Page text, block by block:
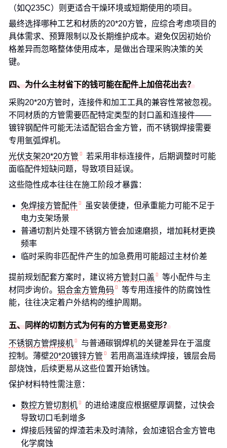
（如Q235C）则更适合干燥环境或短期使用的项目。
最终选择哪种工艺和材质的20*20方管，应综合考虑项目的
具体需求、预算限制以及长期维护成本。避免仅因初始价
格差异而忽略整体使用成本，是做出合理采购决策的关
键。
四、为什么主材省下的钱可能在配件上加倍花出去？
采购20*20方管时，连接件和加工工具的兼容性常被忽视。
不同材质的方管需要匹配特定类型的封口盖和连接件——
镀锌钢配件可能无法适配铝合金方管，而不锈钢焊接需要
专用氩弧焊机。
光伏支架20*20方管
若采用非标连接件，后期调整时可能
面临配件短缺问题，导致项目延误。
这些隐性成本往往在施工阶段才暴露：
免焊接方管配件
虽安装便捷，但承重能力可能不足于
电力支架场景
普通切割片处理不锈钢方管会加速磨损，增加耗材更换
频率
临时采购非匹配件产生的加急费用可能超过主材价差
提前规划配套方案时，建议将方管封口盖
等小配件与主
材同步询价。 铝合金方管角码
等专用连接件的防腐蚀性
能，往往决定着户外结构的维护周期。
五、同样的切割方式为何有的方管更易变形？
不锈钢方管焊接机
与普通碳钢焊机的关键差异在于温度
控制。薄壁20*20镀锌方管
若用高温连续焊接，镀层会局
部烧蚀，后续更易从这些位置开始锈蚀。
保护材料特性需注意：
数控方管切割机
的进给速度应根据壁厚调整，过快会
导致切口毛刺增多
焊接后残留的焊渣若未及时清除，会加速铝合金方管电
化学腐蚀